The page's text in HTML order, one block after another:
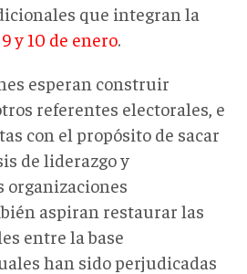
que integran la
9 y 10 de enero.
esperan construir
referentes electorales, e
con el propósito de sacar
de liderazgo y
organizaciones
aspiran restaurar las
entre la base
han sido perjudicadas